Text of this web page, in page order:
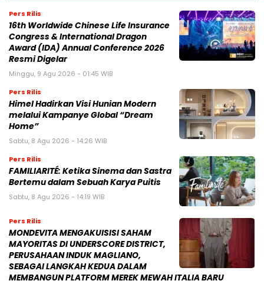
Pers Rilis
16th Worldwide Chinese Life Insurance
Congress & International Dragon
Award (IDA) Annual Conference 2026
Resmi Digelar
Minggu, 9 Agu 2026 - 01:45 WIB
Pers Rilis
Himel Hadirkan Visi Hunian Modern
melalui Kampanye Global “Dream
Home”
Sabtu, 8 Agu 2026 - 14:26 WIB
Pers Rilis
FAMILIARITÉ: Ketika Sinema dan Sastra
Bertemu dalam Sebuah Karya Puitis
Sabtu, 8 Agu 2026 - 14:19 WIB
Pers Rilis
MONDEVITA MENGAKUISISI SAHAM
MAYORITAS DI UNDERSCORE DISTRICT,
PERUSAHAAN INDUK MAGLIANO,
SEBAGAI LANGKAH KEDUA DALAM
MEMBANGUN PLATFORM MEREK MEWAH ITALIA BARU